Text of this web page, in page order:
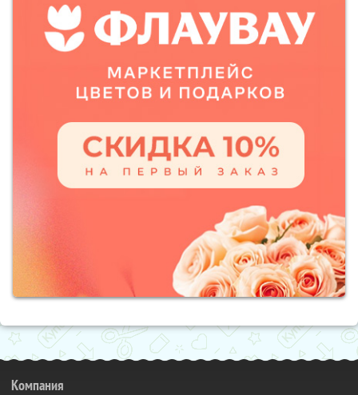
Компания